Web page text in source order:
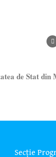
de Stat din
Secție